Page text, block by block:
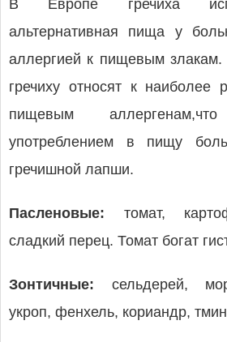
В Европе гречиха
альтернативная пища у
аллергией к пищевым
гречиху относят к наиболее
пищевым
употреблением в пищу
гречишной лапши.
Пасленовые: томат,
сладкий перец. Томат богат
Зонтичные: сельдерей,
укроп, фенхель, кориандр,